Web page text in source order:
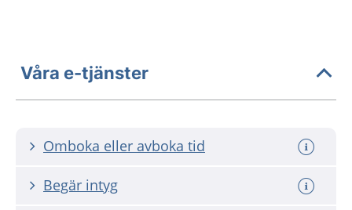
Våra e-tjänster
Omboka eller avboka tid
Begär intyg